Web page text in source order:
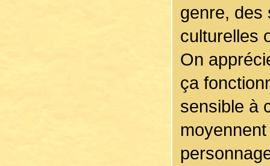
genre, des
culturelles
On
ça
sensible à